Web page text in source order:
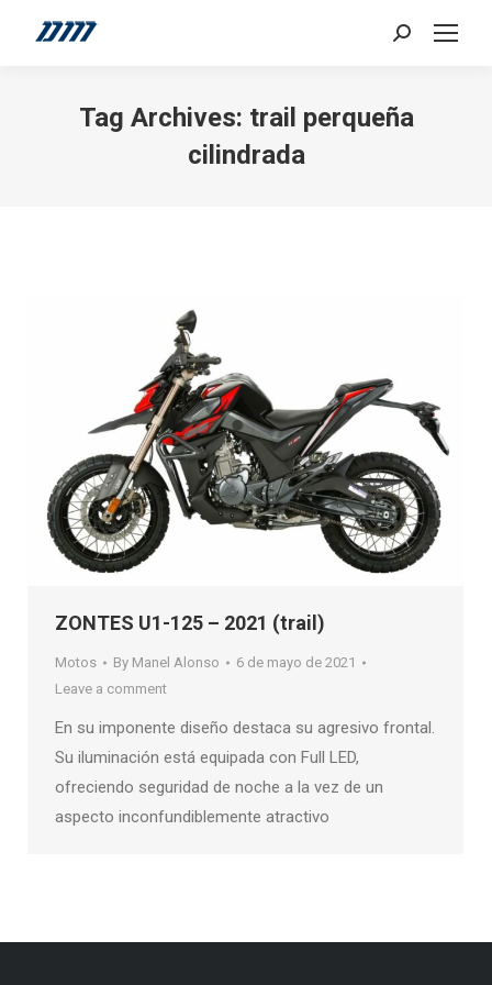
Search:
Tag Archives: trail perqueña
cilindrada
ZONTES U1-125 – 2021 (trail)
Motos By Manel Alonso
6 de mayo de 2021
Leave a comment
En su imponente diseño destaca su agresivo frontal.
Su iluminación está equipada con Full LED,
ofreciendo seguridad de noche a la vez de un
aspecto inconfundiblemente atractivo